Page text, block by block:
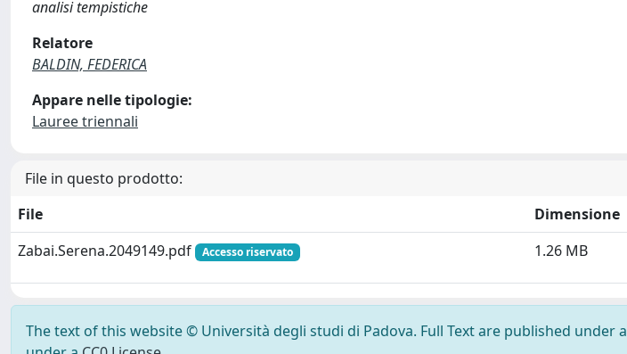
analisi tempistiche
Relatore
BALDIN, FEDERICA
Appare nelle tipologie:
Lauree triennali
File in questo prodotto:
File
Dimensione
Zabai.Serena.2049149.pdf
Accesso riservato 1.26 MB
The text of this website © Università degli studi di Padova. Full Text are published under a